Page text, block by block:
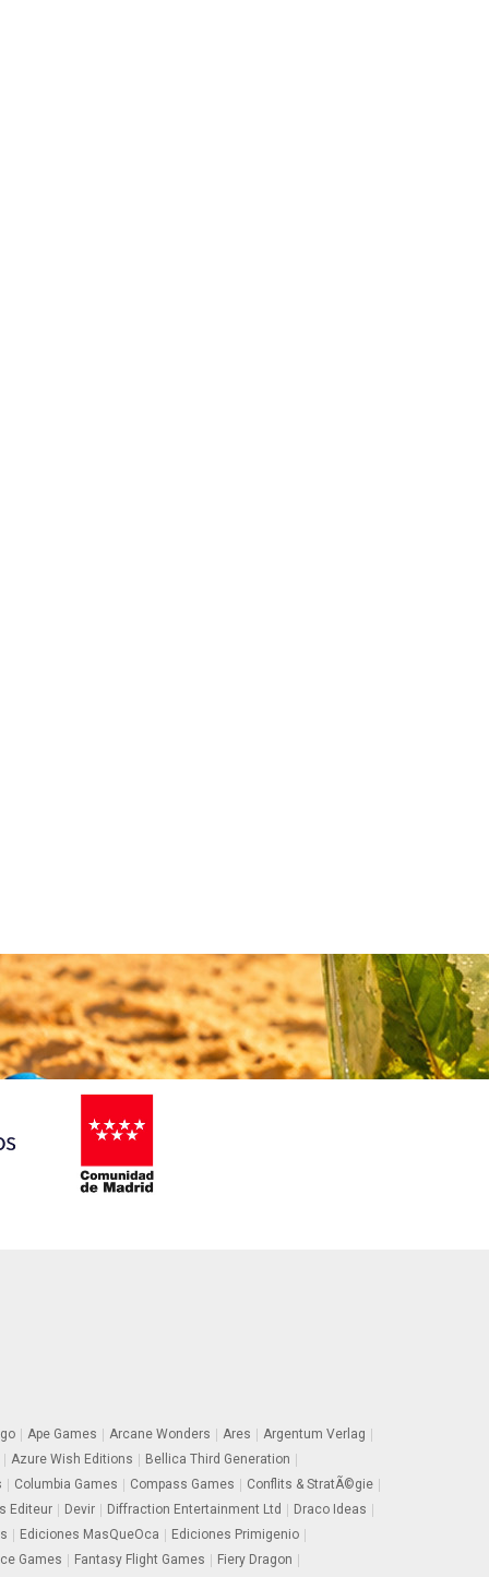
Ape Games Arcane Wonders Ares
Argentum Verlag
Azure Wish Editions
Bellica Third Generation
Columbia Games Compass Games
Conflits & StratÃ©gie
Editeur
Devir Diffraction Entertainment Ltd
Draco Ideas
Ediciones MasQueOca
Ediciones Primigenio
Games
Fantasy Flight Games Fiery Dragon